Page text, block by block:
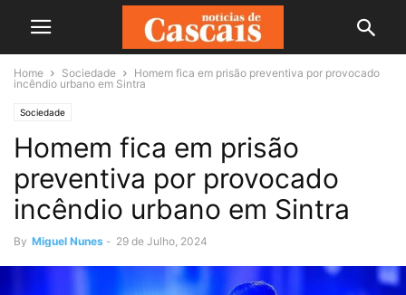
Home Sociedade
Homem fica em prisão preventiva por provocado
incêndio urbano em Sintra
Sociedade
Homem fica em prisão
preventiva por provocado
incêndio urbano em Sintra
By Miguel Nunes - 29 de Julho, 2024